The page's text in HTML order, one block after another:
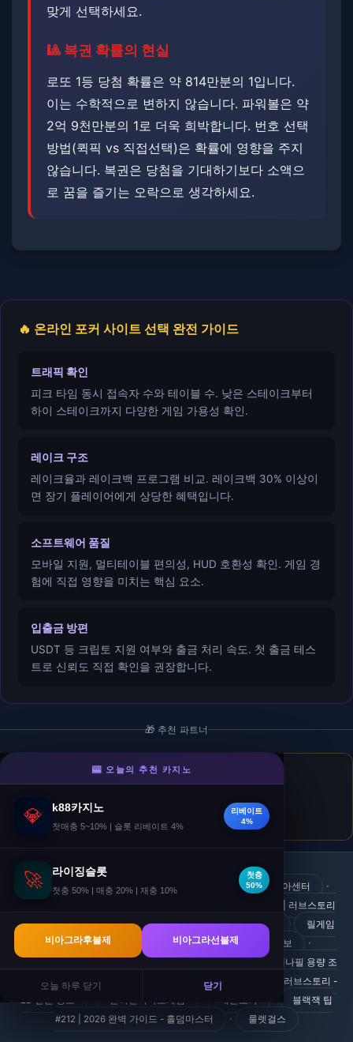
맞게 선택하세요.
🎱 복권 확률의 현실
로또 1등 당첨 확률은 약 814만분의 1입니다.
이는 수학적으로 변하지 않습니다. ​파워볼은 약
2억 9천만분의 1로 더욱 희박합니다. ​번호 선택
방법(퀵픽 vs 직접선택)은 확률에 영향을 주지
않습니다. ​복권은 당첨을 기대하기보다 소액으
로 꿈을 즐기는 오락으로 생각하세요.
🔥 온라인 포커 사이트 선택 완전 가이드
트래픽 확인
피크 타임 동시 접속자 수와 테이블 수. 낮은 스테이크부터
하이 스테이크까지 다양한 게임 가용성 확인.
레이크 구조
레이크율과 레이크백 프로그램 비교. 레이크백 30% 이상이
면 장기 플레이어에게 상당한 혜택입니다.
소프트웨어 품질
모바일 지원, 멀티테이블 편의성, HUD 호환성 확인. 게임 경
험에 직접 영향을 미치는 핵심 요소.
입출금 방편
USDT 등 크립토 지원 여부와 출금 처리 속도. 첫 출금 테스
트로 신뢰도 직접 확인을 권장합니다.
🎁 추천 파트너
🎁 첫충전 50%
바데나필 10mg 음주 - 비아센터 센돔 가격 인하 - 비아센터 ·
섬유근육통과 발기부전 | 러브스토리
2026
· 블랙잭 팁 #205 | 2026 완벽 가이드 - 홀덤마스터
릴게임
프로그램
· 필그라 간질환 | 러브스토리 - ED 전문 정보 ·
·
실데나필 용량 조
절 - 비아센터
·
타달리스 속효vs지속 | 러브스토리 -
블랙잭 팁
#212 | 2026 완벽 가이드 - 홀덤마스터
· 룰렛걸스
🎰 오늘의 추천 카지노
💎 k88카지노
첫매충 5~10% | 슬롯 리베이트 4%
리베이트
4%
🚀 라이징슬롯
첫충 50% | 매충 20% | 재충 10%
첫충
50%
비아그라후불제 비아그라선불제
오늘 하루 닫기 닫기